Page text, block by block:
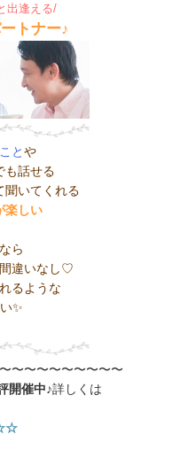
出逢える/
トナー♪
とや
も話せる
聞いてくれる
楽しい
ら
違いなし♡
るような
✨️
〜〜〜〜〜〜〜〜〜
開催中♪詳しくは